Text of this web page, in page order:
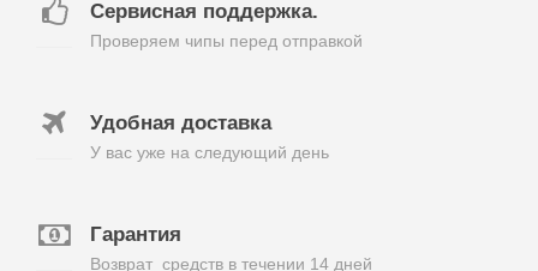
Сервисная поддержка.
Проверяем чипы перед отправкой
Удобная доставка
У вас уже на следующий день
Гарантия
Возврат средств в течении 14 дней